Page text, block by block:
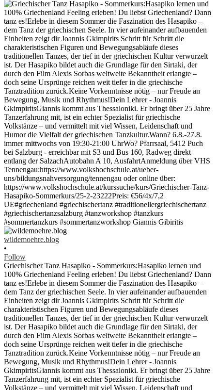
wildemoehre.blog
•
Follow
Griechischer Tanz Hasapiko - Sommerkurs:Hasapiko lernen und
100% Griechenland Feeling erleben! Du liebst Griechenland? Dann
tanz es!Erlebe in diesem Sommer die Faszination des Hasapiko –
dem Tanz der griechischen Seele. In vier aufeinander aufbauenden
Einheiten zeigt dir Joannis Gkimpirits Schritt für Schritt die
charakteristischen Figuren und Bewegungsabläufe dieses
traditionellen Tanzes, der tief in der griechischen Kultur verwurzelt
ist. Der Hasapiko bildet auch die Grundlage für den Sirtaki, der
durch den Film Alexis Sorbas weltweite Bekanntheit erlangte –
doch seine Ursprünge reichen weit tiefer in die griechische
Tanztradition zurück.Keine Vorkenntnisse nötig – nur Freude an
Bewegung, Musik und Rhythmus!Dein Lehrer - Joannis
GkimpiritsGiannis kommt aus Thessaloniki. Er bringt über 25 Jahre
Tanzerfahrung mit, ist ein echter Spezialist für griechische
Volkstänze – und vermittelt mit viel Wissen, Leidenschaft und